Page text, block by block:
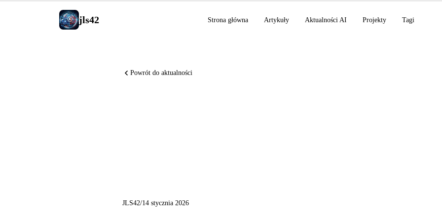
jls42 Strona główna Artykuły Aktualności AI Projekty Tagi
Powrót do aktualności
JLS42/14 stycznia 2026